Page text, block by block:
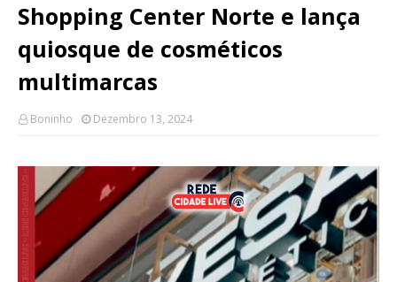
Shopping Center Norte e lança
quiosque de cosméticos
multimarcas
Boninho Dezembro 13, 2024